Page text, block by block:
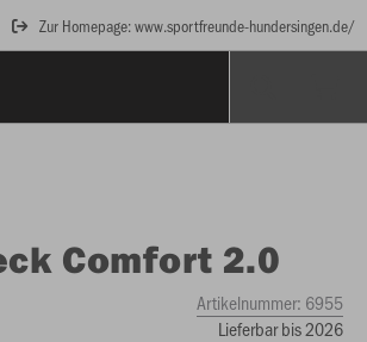
Zur Homepage: www.sportfreunde-hundersingen.de/
Comfort 2.0
Artikelnummer: 6955
Lieferbar bis 2026